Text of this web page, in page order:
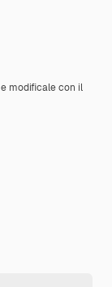
e modificale con il